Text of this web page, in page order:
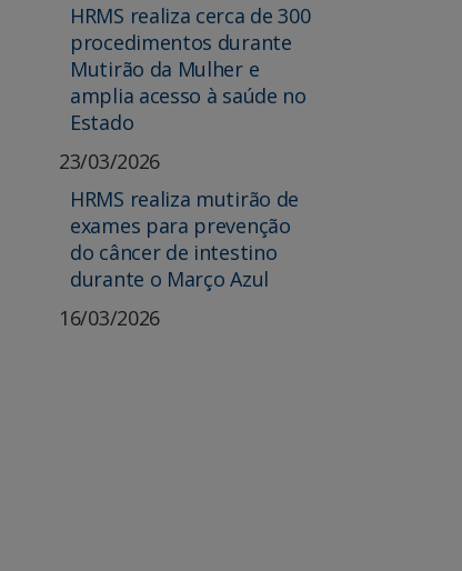
HRMS realiza cerca de 300
procedimentos durante
Mutirão da Mulher e
amplia acesso à saúde no
Estado
23/03/2026
HRMS realiza mutirão de
exames para prevenção
do câncer de intestino
durante o Março Azul
16/03/2026